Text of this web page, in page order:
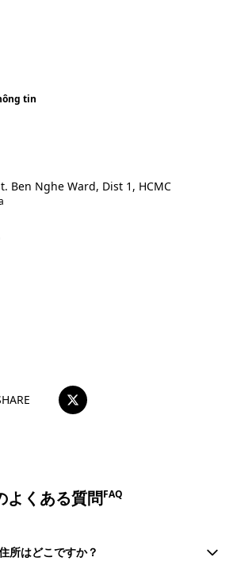
tin
Ben Nghe Ward, Dist 1, HCMC
よくある質問FAQ
所はどこですか？